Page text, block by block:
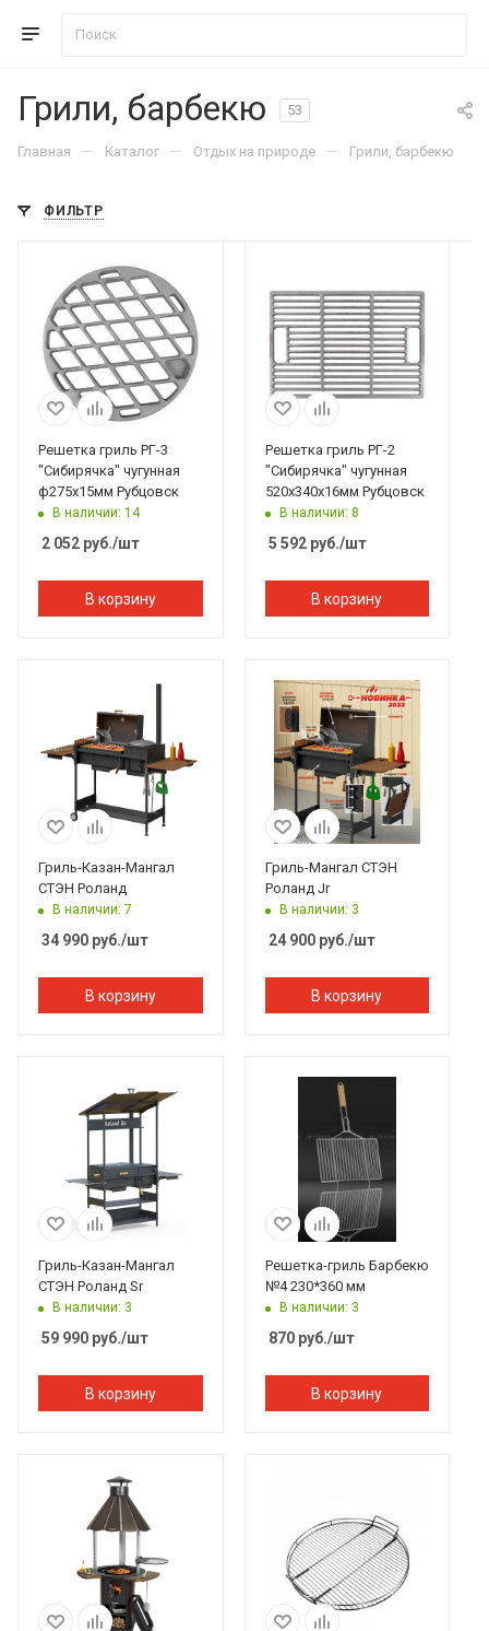
Грили, барбекю 53
Главная — Каталог — Отдых на природе — Грили, барбекю
ФИЛЬТР
Решетка гриль РГ-3
"Сибирячка" чугунная
ф275х15мм Рубцовск
В наличии: 14
2 052 руб./шт
В корзину
Решетка гриль РГ-2
"Сибирячка" чугунная
520х340х16мм Рубцовск
В наличии: 8
5 592руб./шт
В корзину
Гриль-Казан-Мангал
СТЭН Роланд
В наличии: 7
34 990 руб./шт
В корзину
Гриль-Мангал СТЭН
Роланд Jr
В наличии: 3
24 900руб./шт
В корзину
Гриль-Казан-Мангал
СТЭН Роланд Sr
В наличии: 3
59 990 руб./шт
В корзину
Решетка-гриль Барбекю
№4 230*360 мм
В наличии: 3
870руб./шт
В корзину